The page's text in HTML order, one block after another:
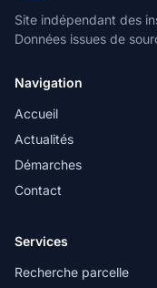
Site indépendant des
Données issues de
Navigation
Accueil
Actualités
Démarches
Contact
Services
Recherche parcelle